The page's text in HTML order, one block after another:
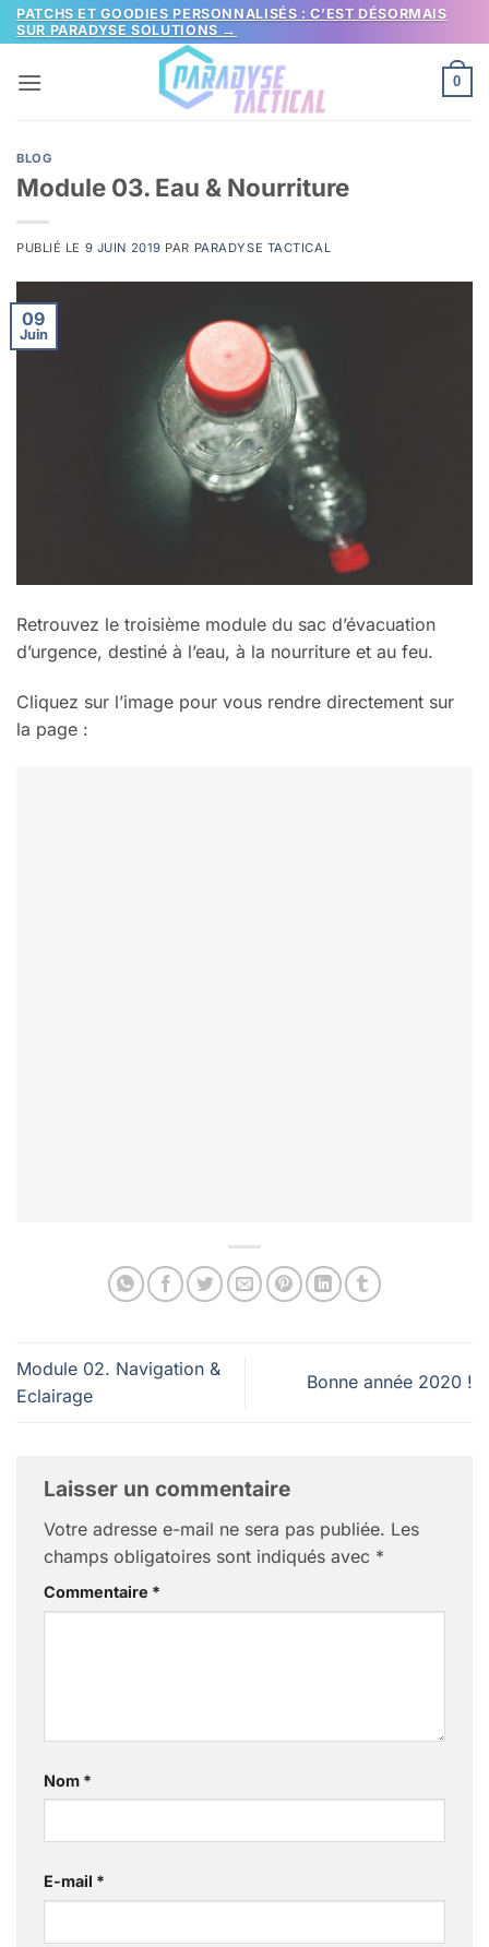
Passer
au
PATCHS ET GOODIES PERSONNALISÉS : C’EST DÉSORMAIS
SUR PARADYSE SOLUTIONS →
0
BLOG
Module 03. Eau & Nourriture
PUBLIÉ LE 9 JUIN 2019 PAR PARADYSE TACTICAL
09
Juin
Retrouvez le troisième module du sac d’évacuation
d’urgence, destiné à l’eau, à la nourriture et au feu.
Cliquez sur l’image pour vous rendre directement sur
la page :
Module 02. Navigation &
Eclairage
Bonne année 2020 !
Laisser un commentaire
Votre adresse e-mail ne sera pas publiée. Les
champs obligatoires sont indiqués avec *
Commentaire *
Nom *
E-mail *